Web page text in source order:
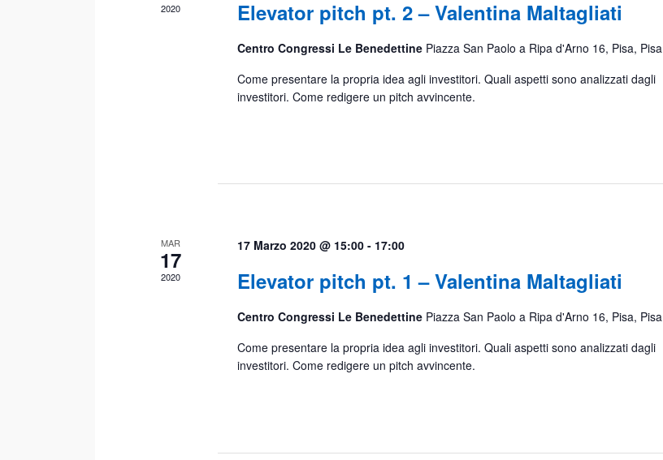
2020 Elevator pitch pt. 2 – Valentina Maltagliati
Centro Congressi Le Benedettine Piazza San Paolo a Ripa d'Arno 16, Pisa, Pisa
Come presentare la propria idea agli investitori. Quali aspetti sono analizzati dagli
investitori. Come redigere un pitch avvincente.
MAR
17
2020
17 Marzo 2020 @ 15:00- 17:00
Elevator pitch pt. 1 – Valentina Maltagliati
Centro Congressi Le Benedettine Piazza San Paolo a Ripa d'Arno 16, Pisa, Pisa
Come presentare la propria idea agli investitori. Quali aspetti sono analizzati dagli
investitori. Come redigere un pitch avvincente.